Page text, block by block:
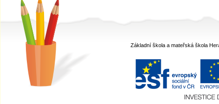
Základní škola a mateřská škola